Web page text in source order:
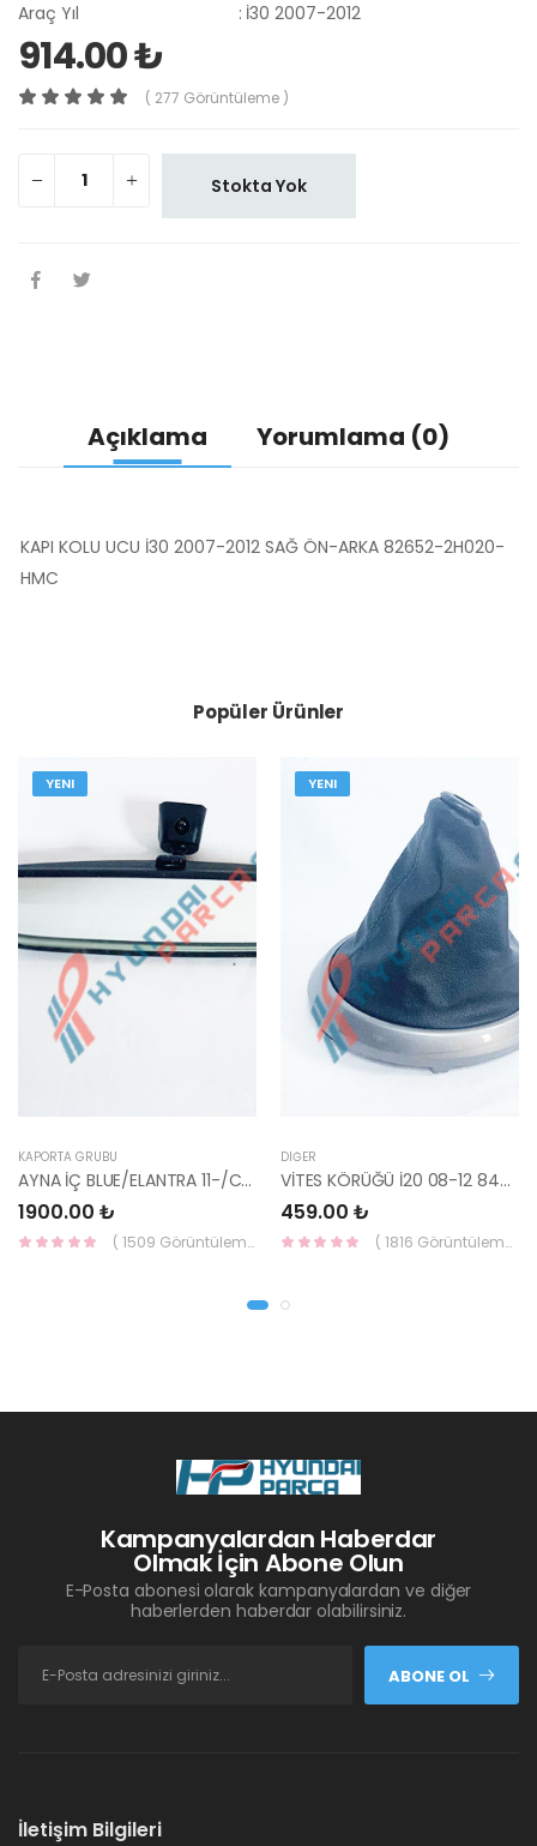
Araç Yıl
: İ30 2007-2012
914.00 ₺
( 277 Görüntüleme )
Stokta Yok
Açıklama Yorumlama (0)
KAPI KOLU UCU İ30 2007-2012 SAĞ ÖN-ARKA 82652-2H020-
HMC
Popüler Ürünler
YENI
KAPORTA GRUBU
AYNA İÇ BLUE/ELANTRA 11-/CEED 10-/RİO 12-/SPORTAGE 11- 85101-3X100-HMC
1900.00 ₺
( 1509 Görüntüleme )
YENI
DIĞER
VİTES KÖRÜĞÜ İ20 08-12 84640-1J000-YS
459.00 ₺
( 1816 Görüntüleme )
Kampanyalardan Haberdar
Olmak İçin Abone Olun
E-Posta abonesi olarak kampanyalardan ve diğer
haberlerden haberdar olabilirsiniz.
ABONE OL
İletişim Bilgileri